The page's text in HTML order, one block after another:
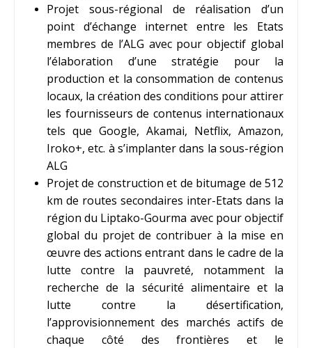
Projet sous-régional de réalisation d’un
point d’échange internet entre les Etats
membres de l’ALG avec pour objectif global
l’élaboration d’une stratégie pour la
production et la consommation de contenus
locaux, la création des conditions pour attirer
les fournisseurs de contenus internationaux
tels que Google, Akamai, Netflix, Amazon,
Iroko+, etc. à s’implanter dans la sous-région
ALG
Projet de construction et de bitumage de 512
km de routes secondaires inter-Etats dans la
région du Liptako-Gourma avec pour objectif
global du projet de contribuer à la mise en
œuvre des actions entrant dans le cadre de la
lutte contre la pauvreté, notamment la
recherche de la sécurité alimentaire et la
lutte contre la désertification,
l’approvisionnement des marchés actifs de
chaque côté des frontières et le